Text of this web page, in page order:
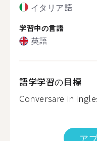
イタリア語
学習中の言語
英語
語学学習の目標
Conversare in
ア